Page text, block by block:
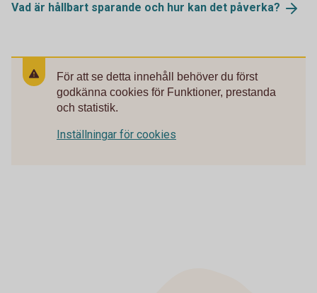
Vad är hållbart sparande och hur kan det påverka?
För att se detta innehåll behöver du först
godkänna cookies för Funktioner, prestanda
och statistik.
Inställningar för cookies